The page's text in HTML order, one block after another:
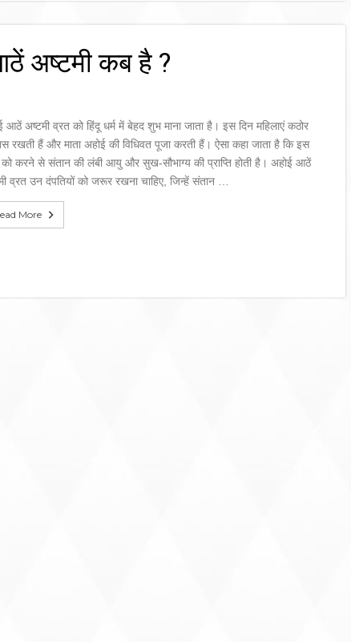
अष्टमी कब है ?
आठें अष्टमी व्रत को हिंदू धर्म में बेहद शुभ माना जाता है। इस दिन महिलाएं कठोर
रखती हैं और माता अहोई की विधिवत पूजा करती हैं। ऐसा कहा जाता है कि इस
करने से संतान की लंबी आयु और सुख-सौभाग्य की प्राप्ति होती है। अहोई आठें
व्रत उन दंपतियों को जरूर रखना चाहिए, जिन्हें संतान …
More